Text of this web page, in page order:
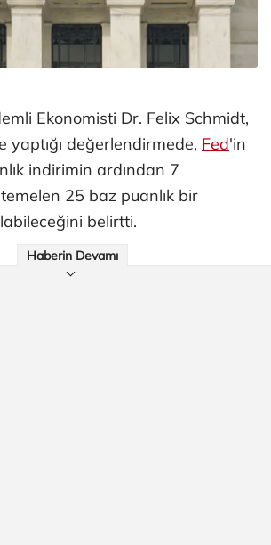
Ekonomisti Dr. Felix Schmidt,
yaptığı değerlendirmede, Fed'in
indirimin ardından 7
25 baz puanlık bir
belirtti.
Haberin Devamı